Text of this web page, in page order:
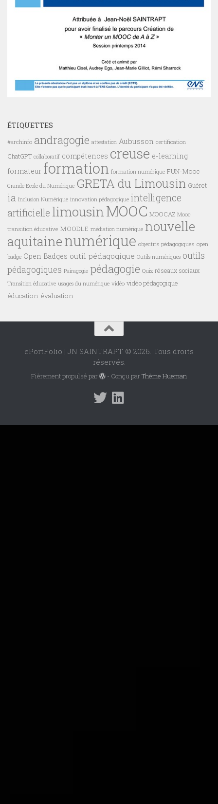
ÉTIQUETTES
#archinfo andragogie attestation Aubusson certification
ChatGPT collaboratif compétences creuse e-learning
formateur formation formation numérique FUN-Mooc
Grande Ecole du Numérique GRETA du Limousin Guéret
ia Inclusion Numérique innovation pédagogique intelligence
artificielle limousinMOOC MOOCAZ Mooc
transition éducative MOODLE médiation numérique nouvelle
aquitainenumérique objectifs pédagogiques open
badge Open Badges outil pédagogique Outils numériques outils
pédagogiques Pairagogie pédagogie Quiz réseaux sociaux
Transition éducative usages du numérique vidéo vidéo pédagogique
éducation évaluation
ePortFolio | JN SAINTRAPT © 2026. Tous droits
réservés.
Fièrement propulsé par - Conçu parThème Hueman